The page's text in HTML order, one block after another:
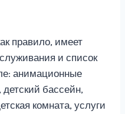
правило, имеет
и список
анимационные
бассейн,
комната, услуги